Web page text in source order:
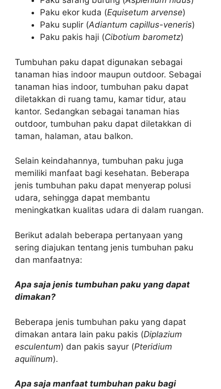
Paku ekor kuda (Equisetum arvense)
Paku suplir (Adiantum capillus-veneris)
Paku pakis haji (Cibotium barometz)
Tumbuhan paku dapat digunakan sebagai
tanaman hias indoor maupun outdoor. Sebagai
tanaman hias indoor, tumbuhan paku dapat
diletakkan di ruang tamu, kamar tidur, atau
kantor. Sedangkan sebagai tanaman hias
outdoor, tumbuhan paku dapat diletakkan di
taman, halaman, atau balkon.
Selain keindahannya, tumbuhan paku juga
memiliki manfaat bagi kesehatan. Beberapa
jenis tumbuhan paku dapat menyerap polusi
udara, sehingga dapat membantu
meningkatkan kualitas udara di dalam ruangan.
Berikut adalah beberapa pertanyaan yang
sering diajukan tentang jenis tumbuhan paku
dan manfaatnya:
Apa saja jenis tumbuhan paku yang dapat
dimakan?
Beberapa jenis tumbuhan paku yang dapat
dimakan antara lain paku pakis (Diplazium
esculentum) dan pakis sayur (Pteridium
aquilinum).
Apa saja manfaat tumbuhan paku bagi